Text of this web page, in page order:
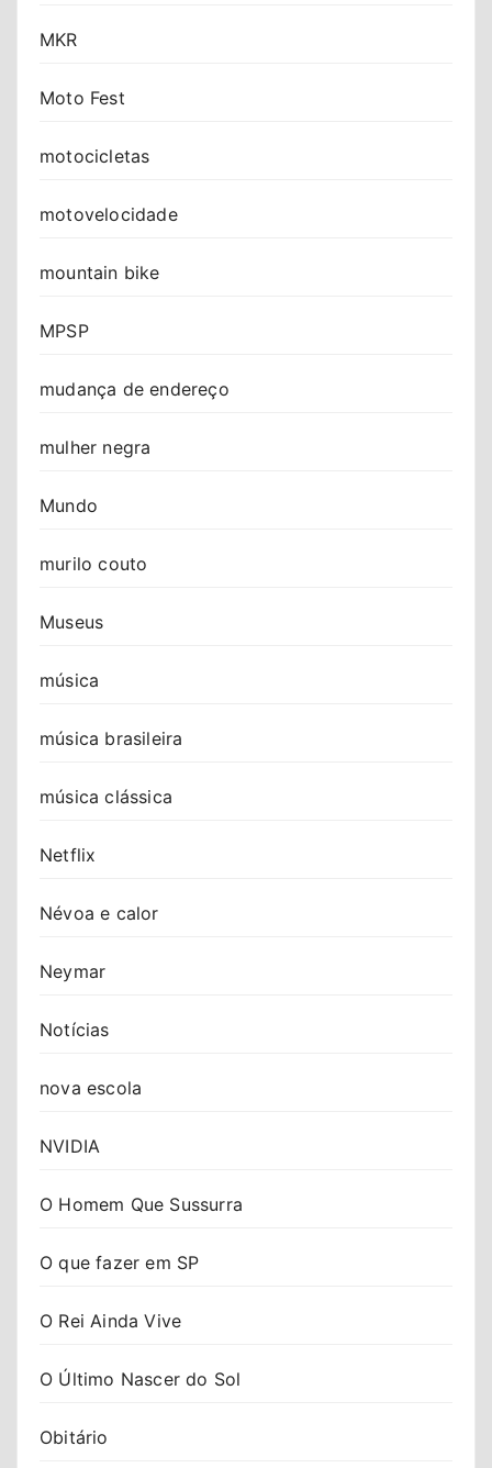
MKR
Moto Fest
motocicletas
motovelocidade
mountain bike
MPSP
mudança de endereço
mulher negra
Mundo
murilo couto
Museus
música
música brasileira
música clássica
Netflix
Névoa e calor
Neymar
Notícias
nova escola
NVIDIA
O Homem Que Sussurra
O que fazer em SP
O Rei Ainda Vive
O Último Nascer do Sol
Obitário